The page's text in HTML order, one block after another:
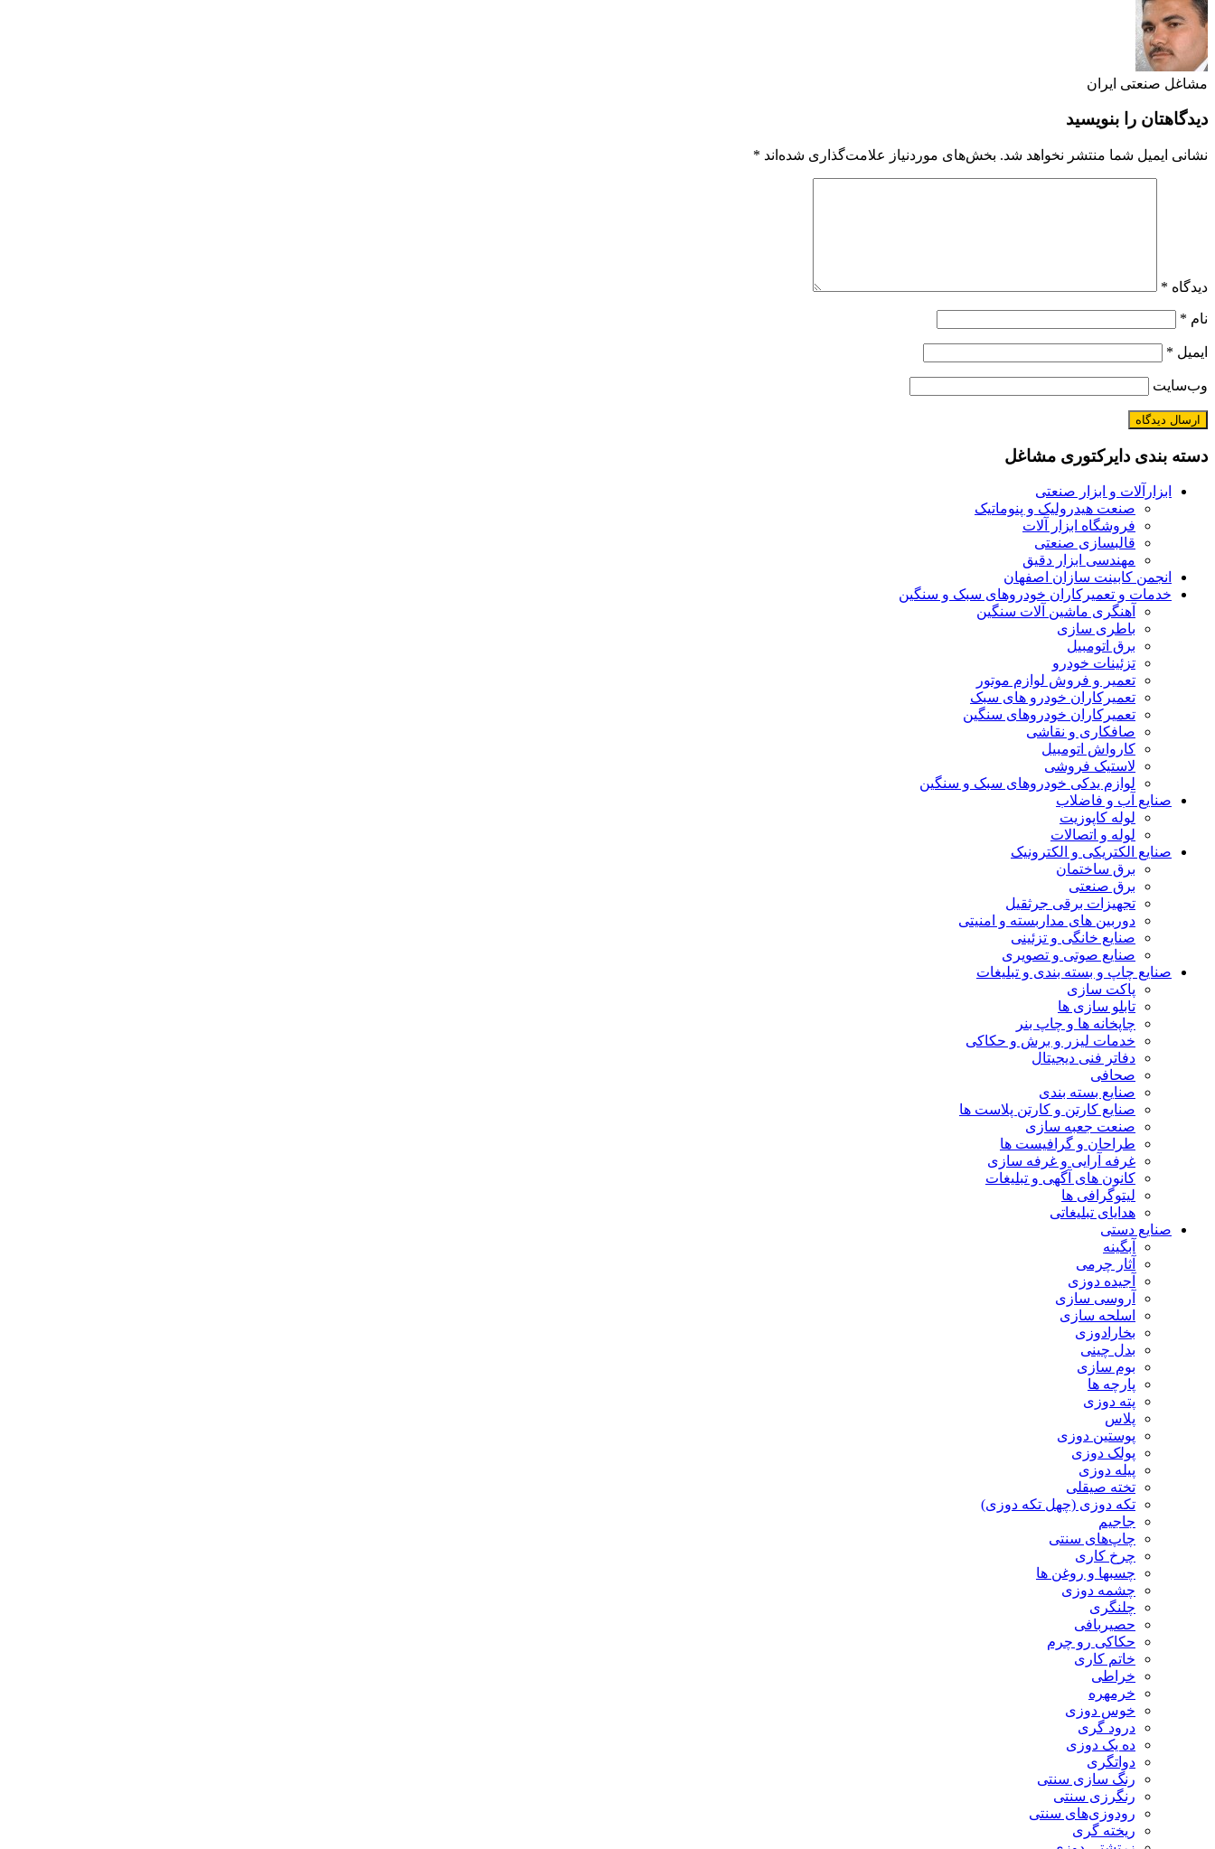
مشاغل صنعتی ایران
دیدگاهتان را بنویسید
نشانی ایمیل شما منتشر نخواهد شد. بخش‌های موردنیاز علامت‌گذاری شده‌اند *
دیدگاه *
نام *
ایمیل *
وب‌سایت
دسته بندی دایرکتوری مشاغل
ابزارآلات و ابزار صنعتی
صنعت هیدرولیک و پنوماتیک
فروشگاه ابزار آلات
قالبسازی صنعتی
مهندسی ابزار دقیق
انجمن کابینت سازان اصفهان
خدمات و تعمیرکاران خودروهای سبک و سنگین
آهنگری ماشین آلات سنگین
باطری سازی
برق اتومبیل
تزئینات خودرو
تعمیر و فروش لوازم موتور
تعمیرکاران خودرو های سبک
تعمیرکاران خودروهای سنگین
صافکاری و نقاشی
کارواش اتومبیل
لاستیک فروشی
لوازم یدکی خودروهای سبک و سنگین
صنایع آب و فاضلاب
لوله کاپوزیت
لوله و اتصالات
صنایع الکتریکی و الکترونیک
برق ساختمان
برق صنعتی
تجهیزات برقی جرثقیل
دوربین های مداربسته و امنیتی
صنایع خانگی و تزئینی
صنایع صوتی و تصویری
صنایع چاپ و بسته بندی و تبلیغات
پاکت سازی
تابلو سازی ها
چاپخانه ها و چاپ بنر
خدمات لیزر و برش و حکاکی
دفاتر فنی دیجیتال
صحافی
صنایع بسته بندی
صنایع کارتن و کارتن پلاست ها
صنعت جعبه سازی
طراحان و گرافیست ها
غرفه آرایی و غرفه سازی
کانون های آگهی و تبلیغات
لیتوگرافی ها
هدایای تبلیغاتی
صنایع دستی
آبگینه
آثار چرمی
آجیده دوزی
آروسی سازی
اسلحه سازی
بخارادوزی
بدل چینی
بوم سازی
پارچه ها
پته دوزی
پلاس
پوستین دوزی
پولک دوزی
پیله دوزی
تخته صیقلی
تکه دوزی (چهل تکه دوزی)
جاجیم
چاپ‌های سنتی
چرخ کاری
چسبها و روغن ها
چشمه دوزی
چلنگری
حصیربافی
حکاکی رو چرم
خاتم کاری
خراطی
خرمهره
خوس دوزی
درود گری
ده یک دوزی
دواتگری
رنگ سازی سنتی
رنگرزی سنتی
رودوزی‌های سنتی
ریخته گری